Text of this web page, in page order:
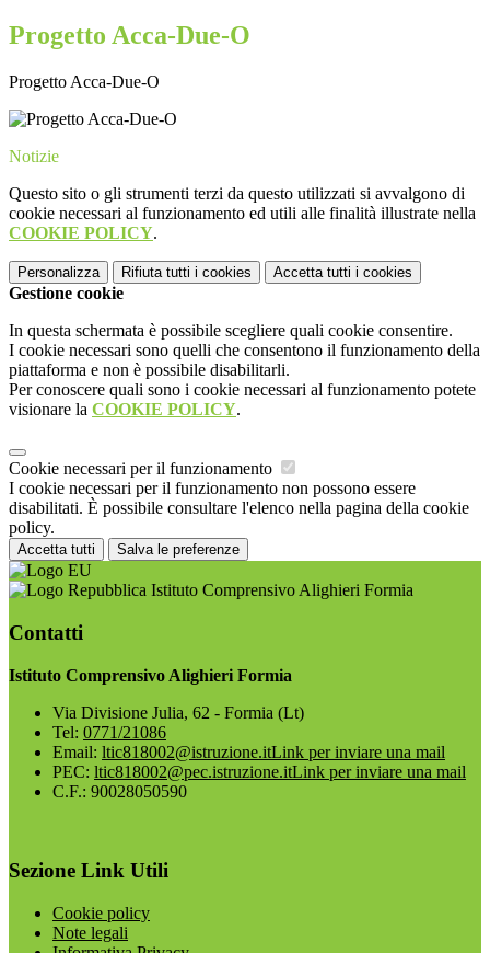
Progetto Acca-Due-O
Progetto Acca-Due-O
Notizie
Questo sito o gli strumenti terzi da questo utilizzati si avvalgono di
cookie necessari al funzionamento ed utili alle finalità illustrate nella
COOKIE POLICY.
Personalizza Rifiuta tutti i cookies Accetta tutti i cookies
Gestione cookie
In questa schermata è possibile scegliere quali cookie consentire.
I cookie necessari sono quelli che consentono il funzionamento della
piattaforma e non è possibile disabilitarli.
Per conoscere quali sono i cookie necessari al funzionamento potete
visionare la COOKIE POLICY.
Cookie necessari per il funzionamento
I cookie necessari per il funzionamento non possono essere
disabilitati. È possibile consultare l'elenco nella pagina della cookie
policy.
Accetta tutti Salva le preferenze
Istituto Comprensivo Alighieri Formia
Contatti
Istituto Comprensivo Alighieri Formia
Via Divisione Julia, 62 - Formia (Lt)
Tel: 0771/21086
Email: ltic818002@istruzione.itLink per inviare una mail
PEC: ltic818002@pec.istruzione.itLink per inviare una mail
C.F.: 90028050590
Sezione Link Utili
Cookie policy
Note legali